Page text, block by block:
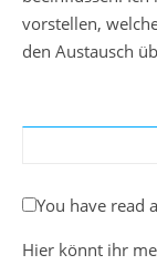
vorstellen,
den Austausch
You have read
Hier könnt ihr